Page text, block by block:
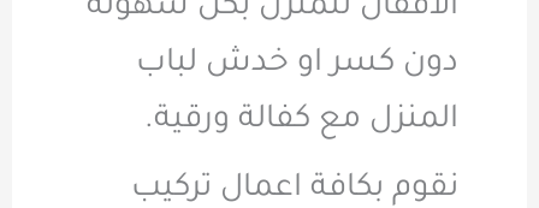
الاقفال للمنزل بكل سهولة
دون كسر او خدش لباب
المنزل مع كفالة ورقية.
نقوم بكافة اعمال تركيب